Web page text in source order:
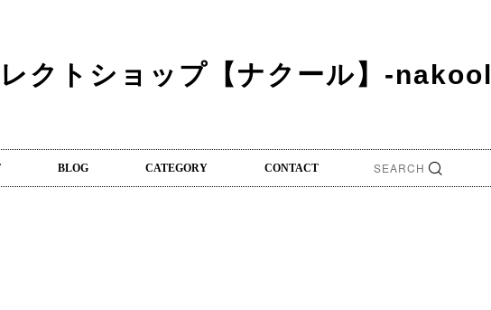
BLOG CATEGORY CONTACT